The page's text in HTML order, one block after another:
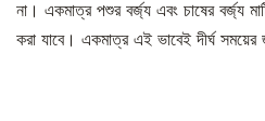
না। একমাত্র পশুর বর্জ্য এবং চাষের বর্জ্য
করা যাবে। একমাত্র এই ভাবেই দীর্ঘ সময়ের